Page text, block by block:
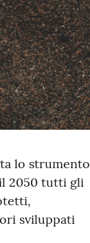
lo strumento
2050 tutti gli
sviluppati